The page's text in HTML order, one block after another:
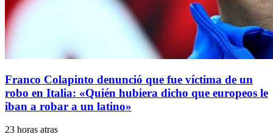
Franco Colapinto denunció que fue víctima de un
robo en Italia: «Quién hubiera dicho que europeos le
iban a robar a un latino»
23 horas atras